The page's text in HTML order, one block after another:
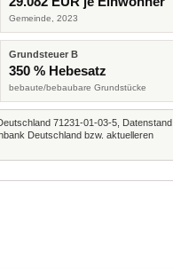
Gemeinde, 2023
Grundsteuer B
350 % Hebesatz
bebaute/bebaubare Grundstücke
71231-01-03-5, Datenstand
Deutschland bzw. aktuelleren